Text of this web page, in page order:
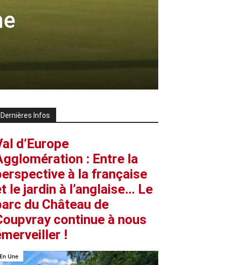
Dernières Infos
d’Europe
: Entre la
à la française
le jardin à l’anglaise… Le
du Château de
continue à nous
!
En Une